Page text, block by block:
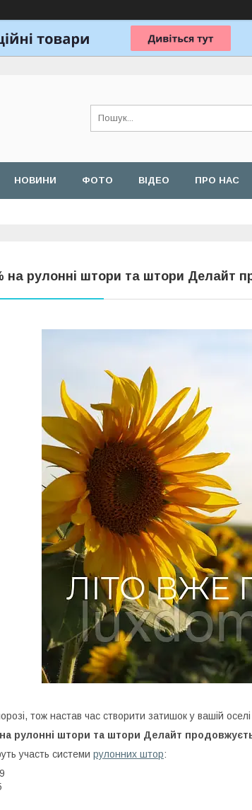
НОВИНИ ФОТО ВІДЕО ПРО НАС
на рулонні штори та штори Делайт
тож настав час створити затишок у вашій
рулонні штори та штори Делайт
участь системи рулонних штор: